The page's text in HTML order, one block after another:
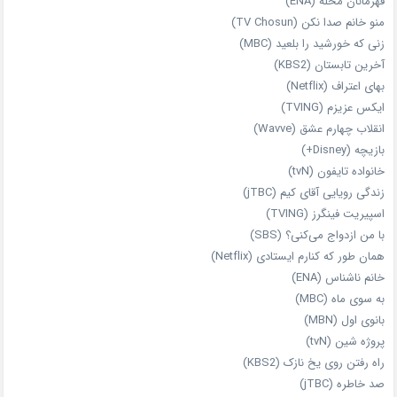
منو خانم صدا نکن (TV Chosun)
زنی که خورشید را بلعید (MBC)
آخرین تابستان (KBS2)
بهای اعتراف (Netflix)
ایکس عزیزم (TVING)
انقلاب چهارم عشق (Wavve)
بازیچه (Disney+)
خانواده تایفون (tvN)
زندگی رویایی آقای کیم (jTBC)
اسپیریت فینگرز (TVING)
با من ازدواج می‌کنی؟ (SBS)
همان‌ طور که کنارم ایستادی (Netflix)
خانم ناشناس (ENA)
به سوی ماه (MBC)
بانوی اول (MBN)
پروژه شین (tvN)
راه رفتن روی یخ نازک (KBS2)
صد خاطره (jTBC)